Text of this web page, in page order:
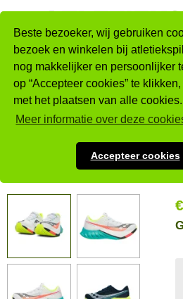
Beste bezoeker, wij gebruiken
bezoek en winkelen bij
nog makkelijker en persoonlijker
op “Accepteer cookies” te
met het plaatsen van alle cookies.
Meer informatie over deze
Accepteer cookies
Ga
direct
naar
de
hoofdinhoud